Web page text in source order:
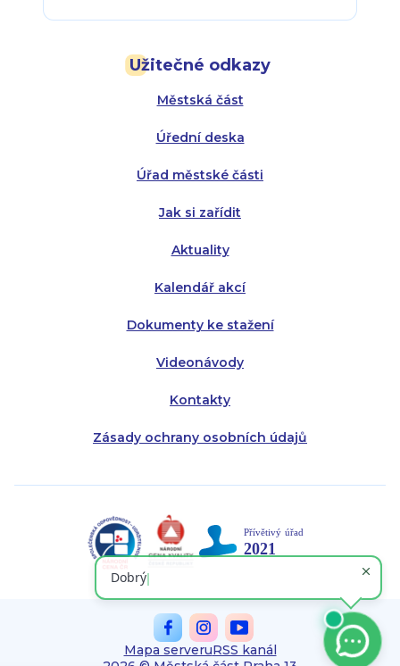
Užitečné odkazy
Městská část
Úřední deska
Úřad městské části
Jak si zařídit
Aktuality
Kalendář akcí
Dokumenty ke stažení
Videonávody
Kontakty
Zásady ochrany osobních údajů
Úterý:
Středa:
Čtvrtek:
Pátek:
Úterý:
Středa:
Čtvrtek:
Mapa serveruRSS kanál